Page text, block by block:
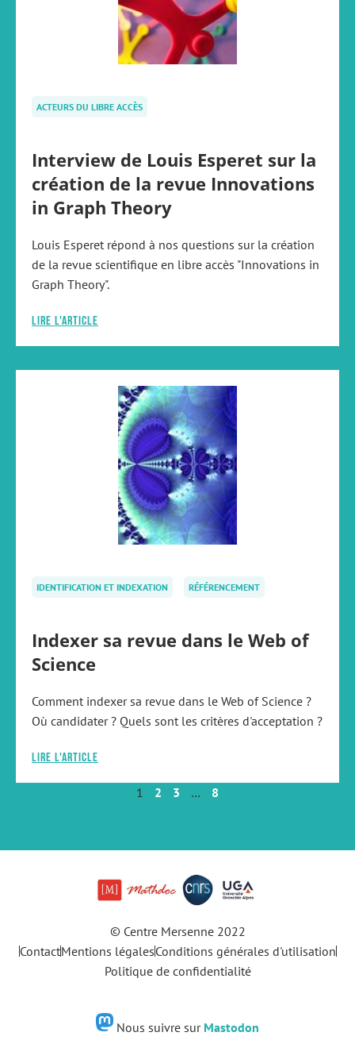
ACTEURS DU LIBRE ACCÈS
Interview de Louis Esperet sur la
création de la revue Innovations
in Graph Theory
Louis Esperet répond à nos questions sur la création
de la revue scientifique en libre accès "Innovations in
Graph Theory".
Lire l'article
IDENTIFICATION ET INDEXATION RÉFÉRENCEMENT
Indexer sa revue dans le Web of
Science
Comment indexer sa revue dans le Web of Science ?
Où candidater ? Quels sont les critères d'acceptation ?
Lire l'article
1 2 3 … 8
© Centre Mersenne 2022
ContactMentions légalesConditions générales d'utilisation
Politique de confidentialité
Nous suivre sur Mastodon